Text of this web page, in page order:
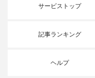
サービストップ
記事ランキング
ヘルプ